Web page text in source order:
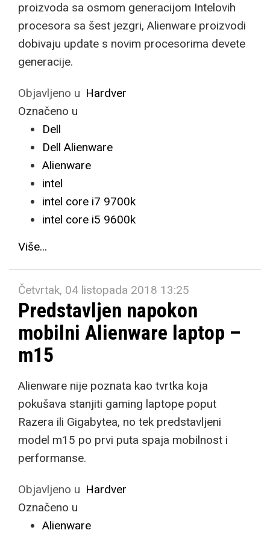
proizvoda sa osmom generacijom Intelovih
procesora sa šest jezgri, Alienware proizvodi
dobivaju update s novim procesorima devete
generacije.
Objavljeno u Hardver
Označeno u
Dell
Dell Alienware
Alienware
intel
intel core i7 9700k
intel core i5 9600k
Više...
Četvrtak, 04 listopada 2018 13:25
Predstavljen napokon
mobilni Alienware laptop –
m15
Alienware nije poznata kao tvrtka koja
pokušava stanjiti gaming laptope poput
Razera ili Gigabytea, no tek predstavljeni
model m15 po prvi puta spaja mobilnost i
performanse.
Objavljeno u Hardver
Označeno u
Alienware